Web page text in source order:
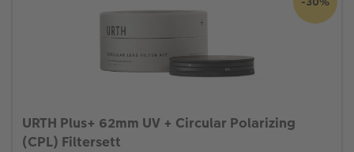
URTH Plus+ 62mm UV + Circular Polarizing
(CPL) Filtersett